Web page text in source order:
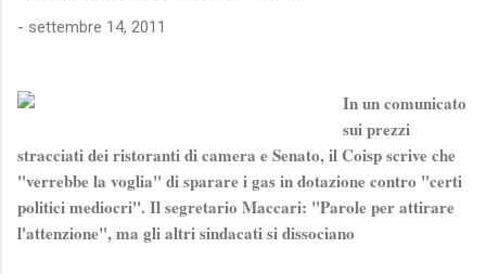
- settembre 14, 2011
In un comunicato
sui prezzi
stracciati dei ristoranti di camera e Senato, il Coisp scrive che
"verrebbe la voglia" di sparare i gas in dotazione contro "certi
politici mediocri". Il segretario Maccari: "Parole per attirare
l'attenzione", ma gli altri sindacati si dissociano